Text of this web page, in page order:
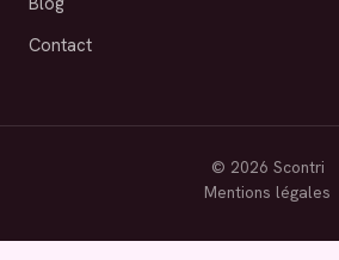
Contact
© 2026 Scontri
Mentions légales